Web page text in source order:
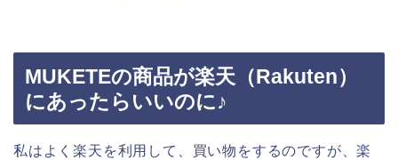
MUKETEの商品が楽天（Rakuten）
にあったらいいのに♪
私はよく楽天を利用して、買い物をするのですが、楽